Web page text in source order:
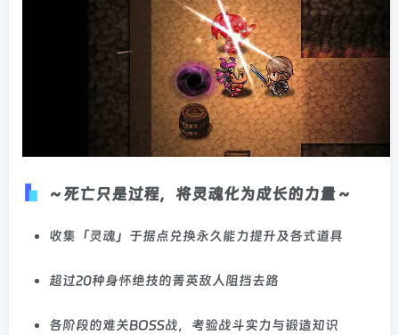
～死亡只是过程，将灵魂化为成长的力量～
收集「灵魂」于据点兑换永久能力提升及各式道具
超过20种身怀绝技的菁英敌人阻挡去路
各阶段的难关BOSS战，考验战斗实力与锻造知识